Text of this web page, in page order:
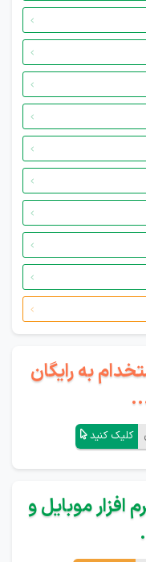
به رایگان
کلیک کنید
افزار موبایل و